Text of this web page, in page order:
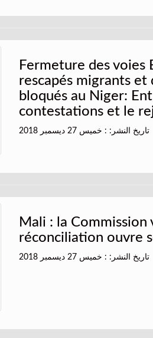
Fermeture des voies
rescapés migrants et
bloqués au Niger:
contestations et le
تاريخ النشر: : خميس 27 ديسمبر 2018
Mali : la
réconciliation ouvre
تاريخ النشر: : خميس 27 ديسمبر 2018